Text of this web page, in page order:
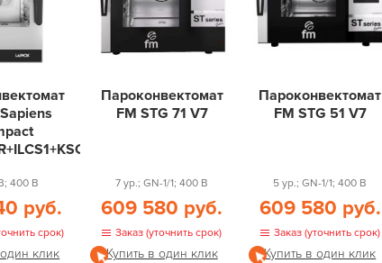
400 В
руб.
срок)
клик
Пароконвектомат
FM STG 71 V7
7 ур.; GN-1/1; 400 В
609 580 руб.
Заказ (уточнить срок)
Купить в один клик
Пароконвектомат
FM STG 51 V7
5 ур.; GN-1/1; 400 В
609 580 руб.
Заказ (уточнить срок)
Купить в один клик